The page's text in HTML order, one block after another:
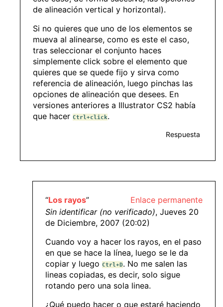
de alineación vertical y horizontal).
Si no quieres que uno de los elementos se
mueva al alinearse, como es este el caso,
tras seleccionar el conjunto haces
simplemente click sobre el elemento que
quieres que se quede fijo y sirva como
referencia de alineación, luego pinchas las
opciones de alineación que desees. En
versiones anteriores a Illustrator CS2 había
que hacer Ctrl+click.
Respuesta
Enlace permanente
“Los rayos”
Sin identificar (no verificado), Jueves 20
de Diciembre, 2007 (20:02)
Cuando voy a hacer los rayos, en el paso
en que se hace la línea, luego se le da
copiar y luego Ctrl+D. No me salen las
lineas copiadas, es decir, solo sigue
rotando pero una sola linea.
¿Qué puedo hacer o que estaré haciendo